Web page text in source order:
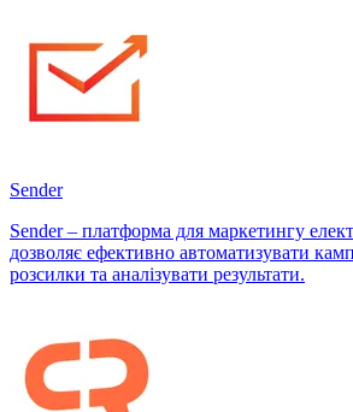
Sender
Sender – платформа для маркетингу
дозволяє ефективно автоматизувати
розсилки та аналізувати результати.